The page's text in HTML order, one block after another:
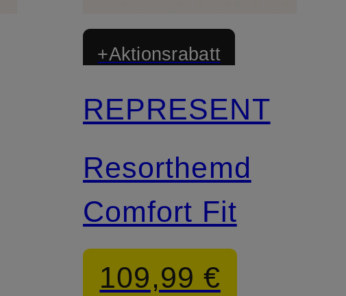
+Aktionsrabatt
REPRESENT
Resorthemd
Comfort Fit
109,99 €